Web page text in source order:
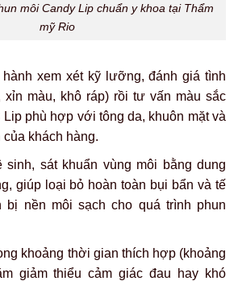
môi Candy Lip chuẩn y khoa tại Thẩm
mỹ Rio
xem xét kỹ lưỡng, đánh giá tình
xỉn màu, khô ráp) rồi tư vấn màu sắc
Lip phù hợp với tông da, khuôn mặt và
khách hàng.
sinh, sát khuẩn vùng môi bằng dung
giúp loại bỏ hoàn toàn bụi bẩn và tế
bị nền môi sạch cho quá trình phun
khoảng thời gian thích hợp (khoảng
giảm thiểu cảm giác đau hay khó